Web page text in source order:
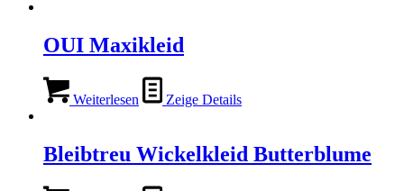
OUI Maxikleid
Weiterlesen Zeige Details
Bleibtreu Wickelkleid Butterblume